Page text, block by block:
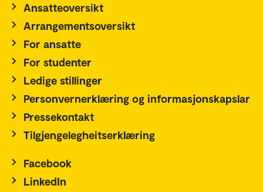
Ansatteoversikt
Arrangementsoversikt
For ansatte
For studenter
Ledige stillinger
Personvernerklæring og informasjonskapslar
Pressekontakt
Tilgjengelegheitserklæring
Facebook
LinkedIn